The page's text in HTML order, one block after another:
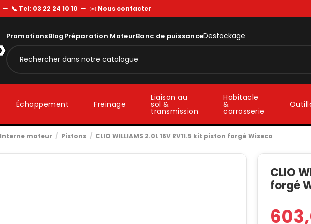
— 📞 Tel: 03 22 24 10 10 — ✉️ Nous contacter
PromotionsBlogPréparation MoteurBanc de puissanceDestockage
Échappement Freinage
Liaison au
sol &
transmission
Habitacle
&
carrosserie
Interne moteur Pistons CLIO WILLIAMS 2.0L 16V RV11.5 kit piston forgé Wiseco
CLIO
forgé